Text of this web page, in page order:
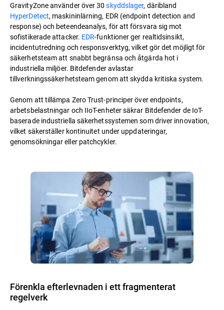
GravityZone använder över 30skyddslager, däribland
HyperDetect, maskininlärning, EDR (endpoint detection and
response) och beteendeanalys, för att försvara sig mot
sofistikerade attacker. EDR-funktioner ger realtidsinsikt,
incidentutredning och responsverktyg, vilket gör det möjligt för
säkerhetsteam att snabbt begränsa och åtgärda hot i
industriella miljöer. Bitdefender avlastar
tillverkningssäkerhetsteam genom att skydda kritiska system.
Genom att tillämpa Zero Trust-principer över endpoints,
arbetsbelastningar och IIoT-enheter säkrar Bitdefender de IoT-
baserade industriella säkerhetssystemen som driver innovation,
vilket säkerställer kontinuitet under uppdateringar,
genomsökningar eller patchcykler.
Förenkla efterlevnaden i ett fragmenterat
regelverk